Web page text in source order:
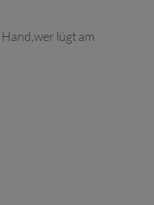
lügt am